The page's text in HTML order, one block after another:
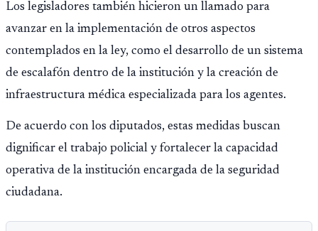
Los legisladores también hicieron un llamado para
avanzar en la implementación de otros aspectos
contemplados en la ley, como el desarrollo de un sistema
de escalafón dentro de la institución y la creación de
infraestructura médica especializada para los agentes.
De acuerdo con los diputados, estas medidas buscan
dignificar el trabajo policial y fortalecer la capacidad
operativa de la institución encargada de la seguridad
ciudadana.